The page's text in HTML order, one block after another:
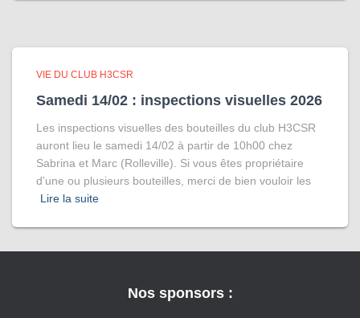
VIE DU CLUB H3CSR
Samedi 14/02 : inspections visuelles 2026
Les inspections visuelles des bouteilles du club H3CSR
auront lieu le samedi 14/02 à partir de 10h00 chez
Sabrina et Marc (Rolleville). Si vous êtes propriétaire
d’une ou plusieurs bouteilles, merci de bien vouloir les
Lire la suite
Nos sponsors :